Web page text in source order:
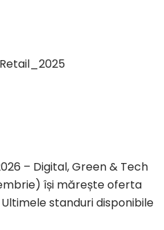
– Digital, Green & Tech
își mărește oferta
standuri disponibile